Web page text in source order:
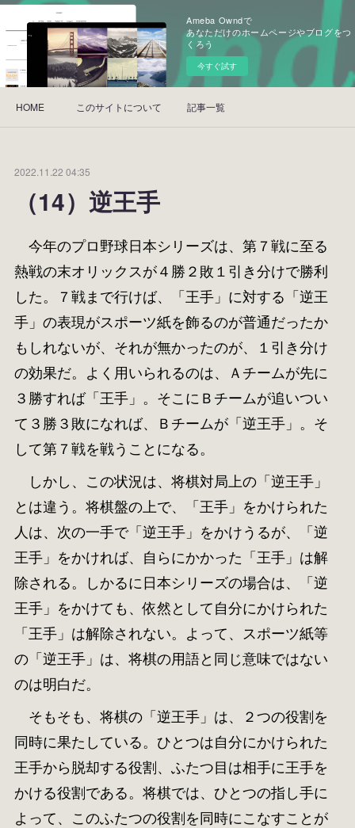
Ameba Owndで
あなただけのホームページやブログをつ
くろう
今すぐ試す
HOME このサイトについて 記事一覧
2022.11.22 04:35
（14）逆王手
今年のプロ野球日本シリーズは、第７戦に至る
熱戦の末オリックスが４勝２敗１引き分けで勝利
した。７戦まで行けば、「王手」に対する「逆王
手」の表現がスポーツ紙を飾るのが普通だったか
もしれないが、それが無かったのが、１引き分け
の効果だ。よく用いられるのは、Ａチームが先に
３勝すれば「王手」。そこにＢチームが追いつい
て３勝３敗になれば、Ｂチームが「逆王手」。そ
して第７戦を戦うことになる。
しかし、この状況は、将棋対局上の「逆王手」
とは違う。将棋盤の上で、「王手」をかけられた
人は、次の一手で「逆王手」をかけうるが、「逆
王手」をかければ、自らにかかった「王手」は解
除される。しかるに日本シリーズの場合は、「逆
王手」をかけても、依然として自分にかけられた
「王手」は解除されない。よって、スポーツ紙等
の「逆王手」は、将棋の用語と同じ意味ではない
のは明白だ。
そもそも、将棋の「逆王手」は、２つの役割を
同時に果たしている。ひとつは自分にかけられた
王手から脱却する役割、ふたつ目は相手に王手を
かける役割である。将棋では、ひとつの指し手に
よって、このふたつの役割を同時にこなすことが